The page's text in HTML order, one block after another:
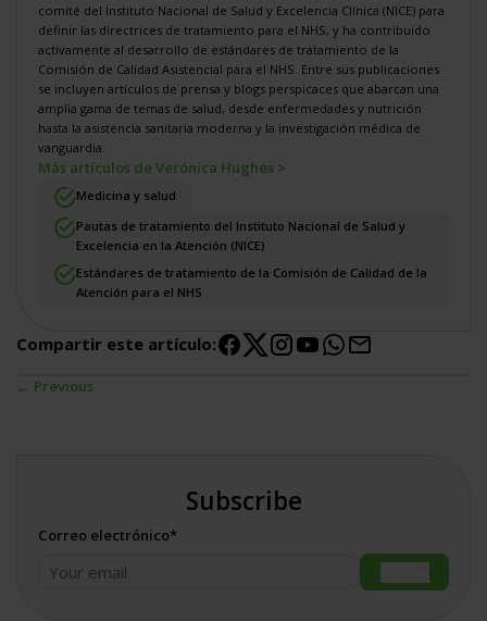
comité del Instituto Nacional de Salud y Excelencia Clínica (NICE) para
definir las directrices de tratamiento para el NHS, y ha contribuido
activamente al desarrollo de estándares de tratamiento de la
Comisión de Calidad Asistencial para el NHS . Entre sus publicaciones
se incluyen artículos de prensa y blogs perspicaces que abarcan una
amplia gama de temas de salud, desde enfermedades y nutrición
hasta la asistencia sanitaria moderna y la investigación médica de
vanguardia.
Más artículos de Verónica Hughes >
Medicina y salud
Pautas de tratamiento del Instituto Nacional de Salud y
Excelencia en la Atención (NICE)
Estándares de tratamiento de la Comisión de Calidad de la
Atención para el NHS
Compartir este artículo:
← Previous
Subscribe
Correo electrónico*